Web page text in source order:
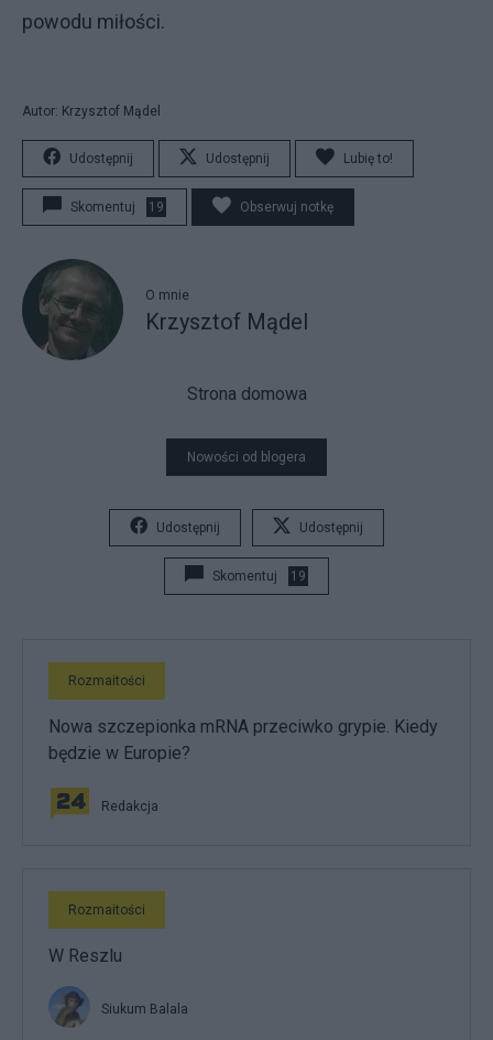
powodu miłości.
Autor: Krzysztof Mądel
Udostępnij Udostępnij Lubię to!
Skomentuj 19 Obserwuj notkę
O mnie
Krzysztof Mądel
Strona domowa
Nowości od blogera
Udostępnij Udostępnij
Skomentuj 19
Rozmaitości
Nowa szczepionka mRNA przeciwko grypie. Kiedy
będzie w Europie?
Redakcja
Rozmaitości
W Reszlu
Siukum Balala